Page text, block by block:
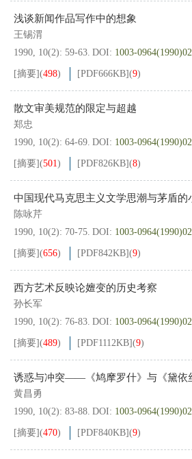
浅谈新闻作品写作中的想象
王锡渭
1990, 10(2): 59-63. DOI: 1003-
[摘要](498) [PDF666KB](9)
散文审美规范的限定与超越
郑忠
1990, 10(2): 64-69. DOI: 1003-
[摘要](501) [PDF826KB](8)
中国现代马克思主义文学思潮与茅盾的
陈咏芹
1990, 10(2): 70-75. DOI: 1003-
[摘要](656) [PDF842KB](9)
西方艺术反映论嬗变的历史考察
孙长军
1990, 10(2): 76-83. DOI: 1003-
[摘要](489) [PDF1112KB](9)
诱惑与冲突——《鸠摩罗什》与《黛依
黄昌勇
1990, 10(2): 83-88. DOI: 1003-
[摘要](470) [PDF840KB](9)